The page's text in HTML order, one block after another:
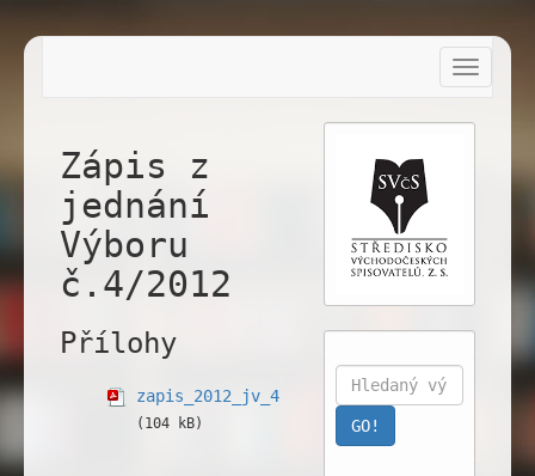
Toggle
Zápis z
jednání
Výboru
č.4/2012
Přílohy
zapis_2012_jv_4
(104 kB)